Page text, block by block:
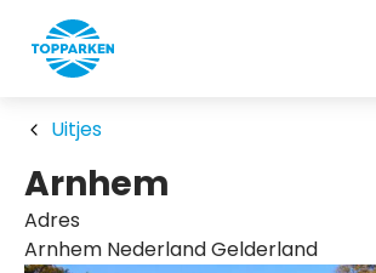
Uitjes
Arnhem
Adres
Arnhem Nederland Gelderland